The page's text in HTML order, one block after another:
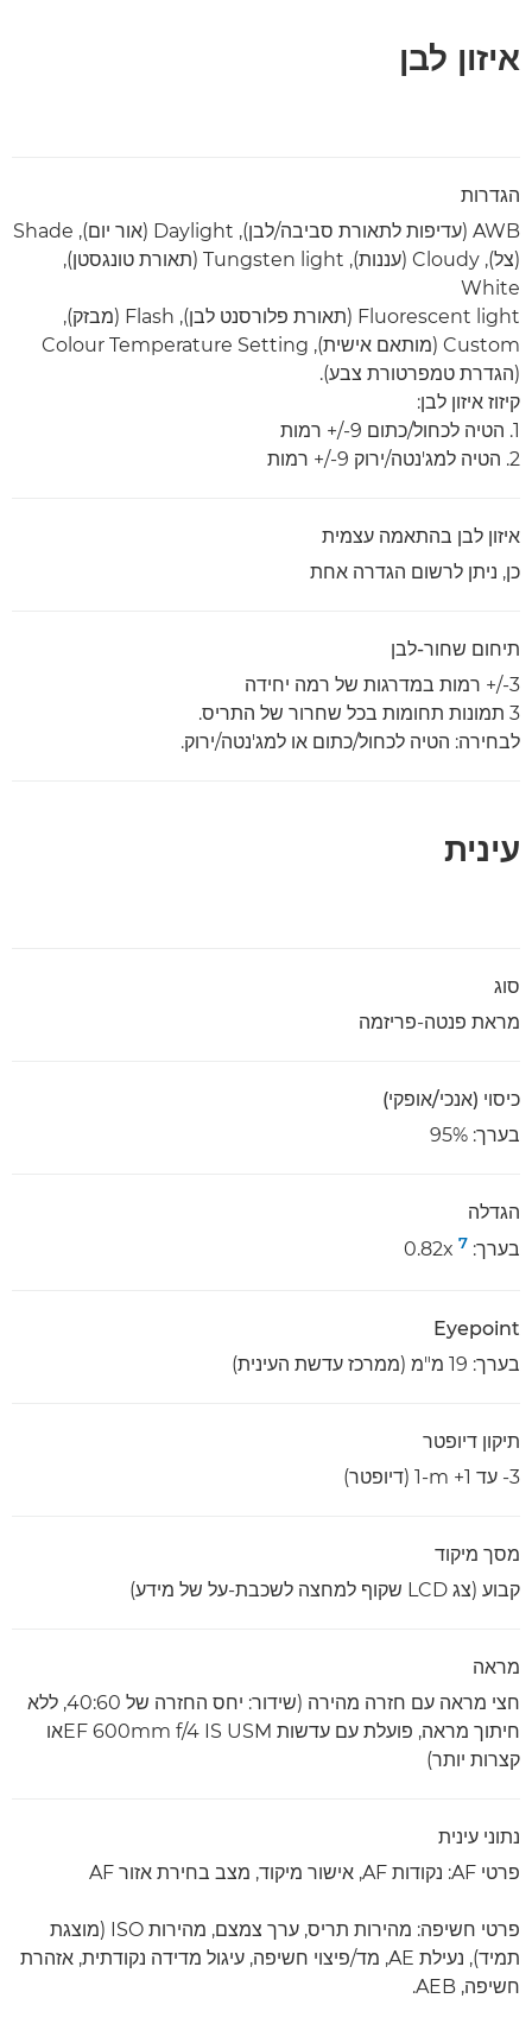
איזון לבן
הגדרות
AWB (עדיפות לתאורת סביבה/לבן), Daylight (אור יום), Shade
(צל), Cloudy (עננות), Tungsten light (תאורת טונגסטן),
White
Fluorescent light (תאורת פלורסנט לבן), Flash (מבזק),
Custom (מותאם אישית), Colour Temperature Setting
(הגדרת טמפרטורת צבע).
קיזוז איזון לבן:
1. הטיה לכחול/כתום ‎+/-9 רמות
2. הטיה למג'נטה/ירוק ‎+/-9 רמות
איזון לבן בהתאמה עצמית
כן, ניתן לרשום הגדרה אחת
תיחום שחור-לבן
‎+/-3 רמות במדרגות של רמה יחידה
3 תמונות תחומות בכל שחרור של התריס.
לבחירה: הטיה לכחול/כתום או למג'נטה/ירוק.
עינית
סוג
מראת פנטה-פריזמה
כיסוי (אנכי/אופקי)
בערך: ‎95%
הגדלה
בערך: 0.82x 7
Eyepoint
בערך: 19 מ"מ (ממרכז עדשת העינית)
תיקון דיופטר
‎-3 עד ‎+1 ‏m‏-1 (דיופטר)
מסך מיקוד
קבוע (צג LCD שקוף למחצה לשכבת-על של מידע)
מראה
חצי מראה עם חזרה מהירה (שידור: יחס החזרה של 40:60, ללא
חיתוך מראה, פועלת עם עדשות EF 600mm f/4 IS USMאו
קצרות יותר)
נתוני עינית
פרטי AF: נקודות AF, אישור מיקוד, מצב בחירת אזור AF
פרטי חשיפה: מהירות תריס, ערך צמצם, מהירות ISO (מוצגת
תמיד), נעילת AE, מד/פיצוי חשיפה, עיגול מדידה נקודתית, אזהרת
חשיפה, AEB.